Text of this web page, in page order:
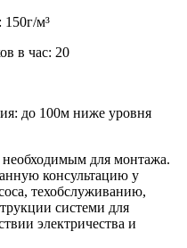
м³
в час: 20
до 100м ниже уровня
для монтажа.
консультацию у
техобслуживанию,
системи для
электричества и